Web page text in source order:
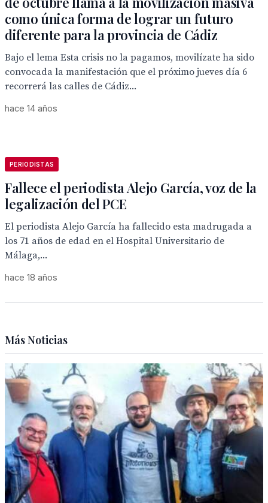
como única forma de lograr un futuro
diferente para la provincia de Cádiz
Bajo el lema Esta crisis no la pagamos, movilízate ha sido
convocada la manifestación que el próximo jueves día 6
recorrerá las calles de Cádiz...
hace 14 años
PERIODISTAS
Fallece el periodista Alejo García, voz de la
legalización del PCE
El periodista Alejo García ha fallecido esta madrugada a
los 71 años de edad en el Hospital Universitario de
Málaga,...
hace 18 años
Más Noticias